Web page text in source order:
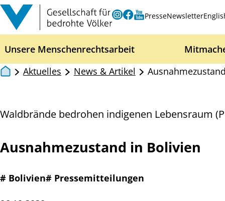
Zum Inhalt springen
Instagram
Facebook
Youtube
PresseNewsletter
Unsere Menschenrechtsarbeit
Aktuelles
News & Artikel
Waldbrände bedrohen indigenen Lebensraum
Ausnahmezustand in Bolivien
# Bolivien# Pressemitteilungen